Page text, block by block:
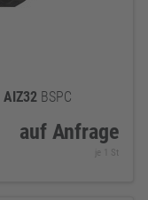
AIZ32 BSPC
auf Anfrage
je 1 St